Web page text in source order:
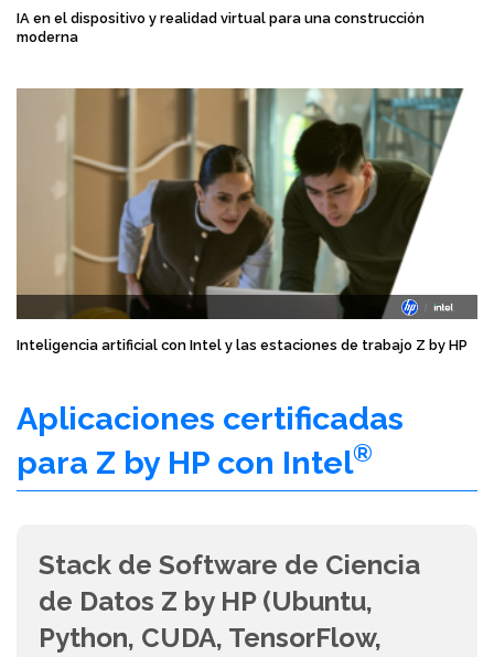
IA en el dispositivo y realidad virtual para una construcción
moderna
Inteligencia artificial con Intel y las estaciones de trabajo Z by HP
Aplicaciones certificadas
para Z by HP con Intel®
Stack de Software de Ciencia
de Datos Z by HP (Ubuntu,
Python, CUDA, TensorFlow,